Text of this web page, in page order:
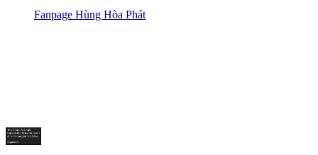
Fanpage Hùng Hòa Phát